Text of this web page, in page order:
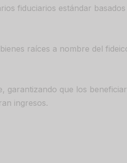
fiduciarios estándar
raíces a nombre del
garantizando que los
ingresos.